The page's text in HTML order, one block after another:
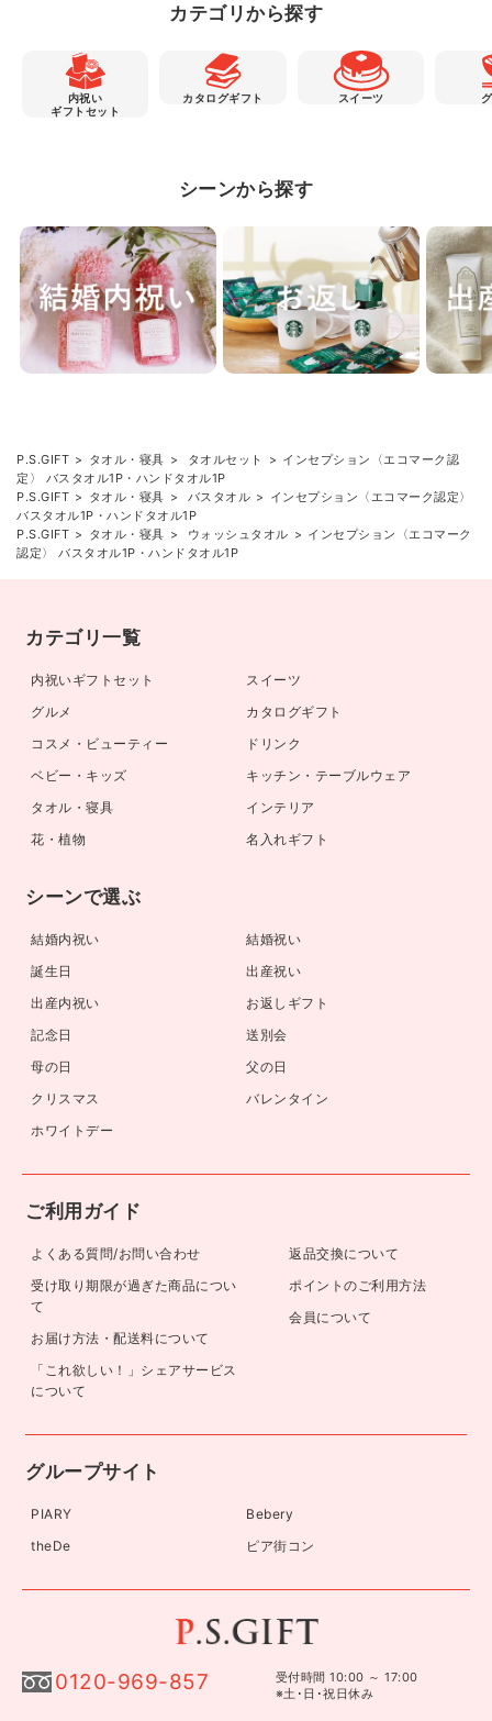
カテゴリから探す
内祝い
ギフトセット
カタログギフト スイーツ
シーンから探す
P.S.GIFT タオル・寝具 タオルセット
インセプション〈エコマーク認
定〉 バスタオル1P・ハンドタオル1P
P.S.GIFT
タオル・寝具 バスタオル
インセプション〈エコマーク認定〉
バスタオル1P・ハンドタオル1P
P.S.GIFT
タオル・寝具 ウォッシュタオル
インセプション〈エコマーク
認定〉 バスタオル1P・ハンドタオル1P
カテゴリ一覧
内祝いギフトセット
スイーツ
グルメ
カタログギフト
コスメ・ビューティー
ドリンク
ベビー・キッズ
キッチン・テーブルウェア
タオル・寝具
インテリア
花・植物
名入れギフト
シーンで選ぶ
結婚内祝い
結婚祝い
誕生日
出産祝い
出産内祝い
お返しギフト
記念日
送別会
母の日
父の日
クリスマス
バレンタイン
ホワイトデー
ご利用ガイド
よくある質問/お問い合わせ
受け取り期限が過ぎた商品につい
て
お届け方法・配送料について
「これ欲しい！」シェアサービス
について
返品交換について
ポイントのご利用方法
会員について
グループサイト
PIARY
Bebery
theDe
ピア街コン
0120-969-857
受付時間 10:00 ～ 17:00
※土･日･祝日休み